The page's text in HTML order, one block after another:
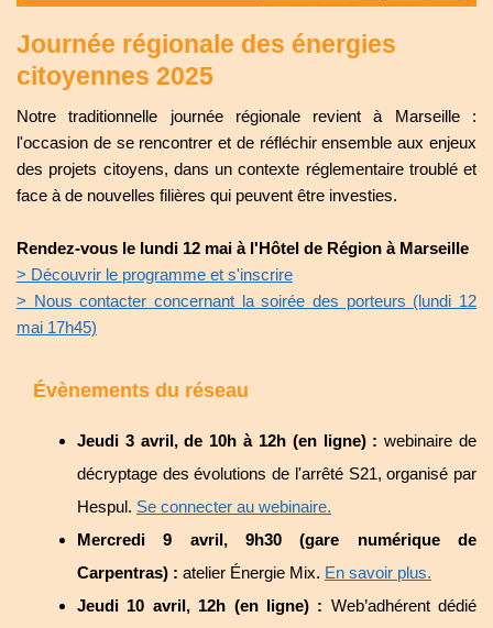
Journée régionale des énergies
citoyennes 2025
Notre traditionnelle journée régionale revient à Marseille :
l'occasion de se rencontrer et de réfléchir ensemble aux enjeux
des projets citoyens, dans un contexte réglementaire troublé et
face à de nouvelles filières qui peuvent être investies.
Rendez-vous le lundi 12 mai à l'Hôtel de Région à Marseille
> Découvrir le programme et s'inscrire
> Nous contacter concernant la soirée des porteurs (lundi 12
mai 17h45)
Évènements du réseau
Jeudi 3 avril, de 10h à 12h (en ligne) : webinaire de
décryptage des évolutions de l'arrêté S21, organisé par
Hespul. Se connecter au webinaire.
Mercredi 9 avril, 9h30 (gare numérique de
Carpentras) : atelier Énergie Mix. En savoir plus.
Jeudi 10 avril, 12h (en ligne) : Web’adhérent dédié